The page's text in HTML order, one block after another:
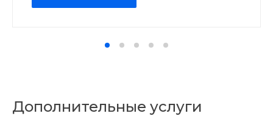
Дополнительные услуги